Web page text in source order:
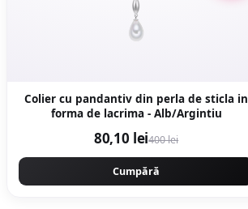
Colier cu pandantiv din perla de sticla in
forma de lacrima - Alb/Argintiu
80,10 lei400 lei
Cumpără